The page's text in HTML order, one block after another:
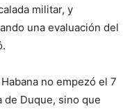
militar, y
una evaluación del
no empezó el 7
de Duque, sino que